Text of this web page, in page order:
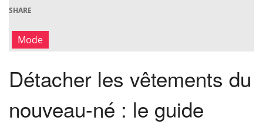
SHARE
Mode
Détacher les vêtements du
nouveau-né : le guide